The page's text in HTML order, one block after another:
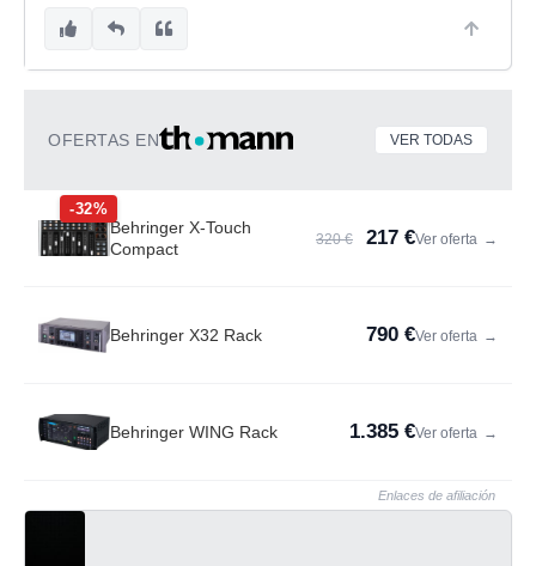
OFERTAS EN VER TODAS
-32%
Behringer X-Touch
Compact
320 € 217 €Ver oferta →
Behringer X32 Rack 790 €Ver oferta →
Behringer WING Rack 1.385 €Ver oferta →
Enlaces de afiliación